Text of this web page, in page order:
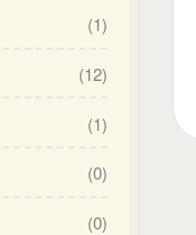
(1)
(12)
(1)
(0)
(0)